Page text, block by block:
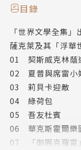
目錄
「世界文學全集」
薩克萊及其「浮華
01 契斯威克林蔭
02 夏普與席雷小
03 莉貝卡迎敵
04 綠荷包
05 吾友杜賓
06 華克斯霍爾樂
07 「御賜克羅雷